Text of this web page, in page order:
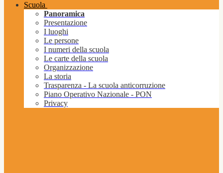
Scuola
Panoramica
Presentazione
I luoghi
Le persone
I numeri della scuola
Le carte della scuola
Organizzazione
La storia
Trasparenza - La scuola anticorruzione
Piano Operativo Nazionale - PON
Privacy